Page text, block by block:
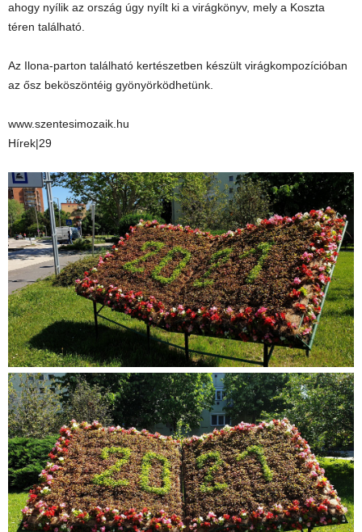
ahogy nyílik az ország úgy nyílt ki a virágkönyv, mely a Koszta
téren található.
Az Ilona-parton található kertészetben készült virágkompozícióban
az ősz beköszöntéig gyönyörködhetünk.
www.szentesimozaik.hu
Hírek|29